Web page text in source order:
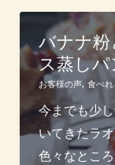
の
声】
も
う
本
当
に
バナナ
ス蒸しパ
お客様の声, 食べれ
今までも少
いてきたラ
色々なとこ